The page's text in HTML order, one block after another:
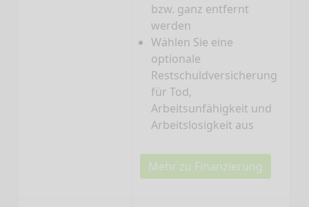
bzw. ganz entfernt
werden
Wählen Sie eine
optionale
Restschuldversicherung
für Tod,
Arbeitsunfähigkeit und
Arbeitslosigkeit aus
Mehr zu Finanzierung